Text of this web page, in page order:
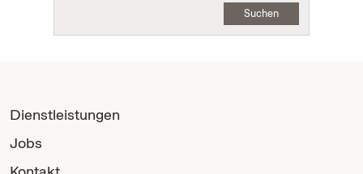
Suchen
Dienstleistungen
Jobs